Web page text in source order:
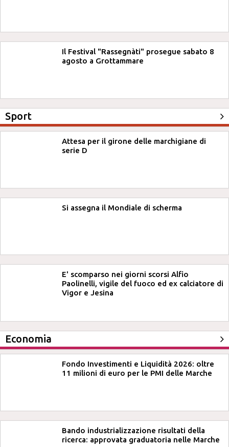
Il Festival "Rassegnàti" prosegue sabato 8
agosto a Grottammare
Sport
Attesa per il girone delle marchigiane di
serie D
Si assegna il Mondiale di scherma
E' scomparso nei giorni scorsi Alfio
Paolinelli, vigile del fuoco ed ex calciatore di
Vigor e Jesina
Economia
Fondo Investimenti e Liquidità 2026: oltre
11 milioni di euro per le PMI delle Marche
Bando industrializzazione risultati della
ricerca: approvata graduatoria nelle Marche